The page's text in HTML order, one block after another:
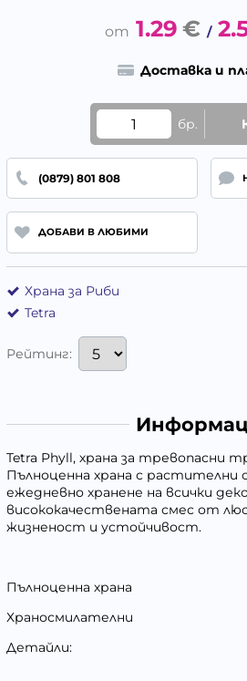
1.29 € /
Доставка и
бр.
(0879) 801 808
ДОБАВИ В ЛЮБИМИ
Храна за Риби
Tetra
Рейтинг:
Tetra Phyll, храна за тревопасни
Пълноценна храна с растителни
ежедневно хранене на всички
висококачествената смес от
жизненост и устойчивост.
Пълноценна храна
Храносмилателни
Детайли: